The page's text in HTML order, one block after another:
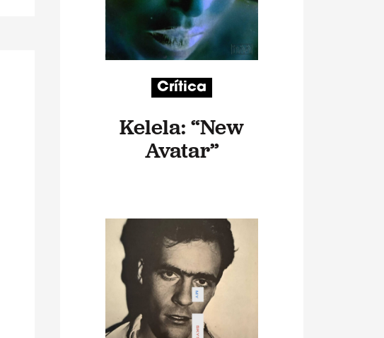
Crítica
Kelela: “New
Avatar”